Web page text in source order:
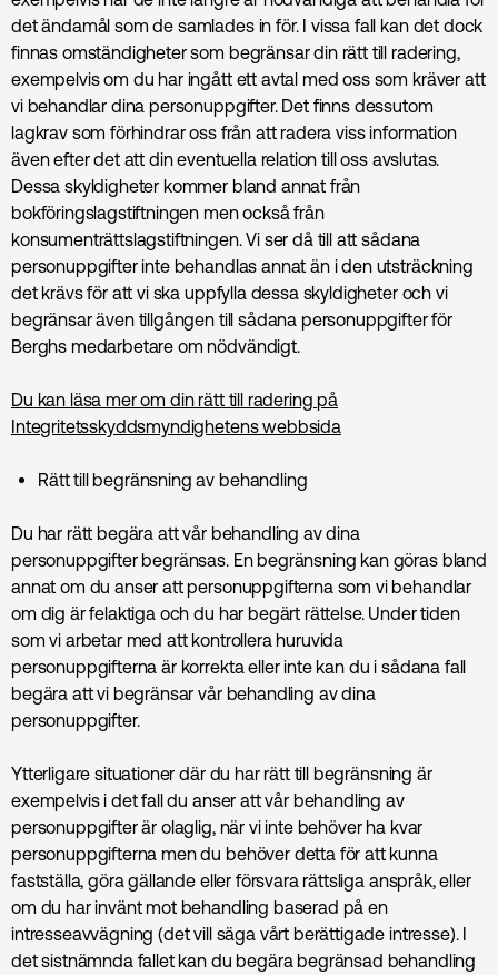
det ändamål som de samlades in för. I vissa fall kan det dock
finnas omständigheter som begränsar din rätt till radering,
exempelvis om du har ingått ett avtal med oss som kräver att
vi behandlar dina personuppgifter. Det finns dessutom
lagkrav som förhindrar oss från att radera viss information
även efter det att din eventuella relation till oss avslutas.
Dessa skyldigheter kommer bland annat från
bokföringslagstiftningen men också från
konsumenträttslagstiftningen. Vi ser då till att sådana
personuppgifter inte behandlas annat än i den utsträckning
det krävs för att vi ska uppfylla dessa skyldigheter och vi
begränsar även tillgången till sådana personuppgifter för
Berghs medarbetare om nödvändigt.
Du kan läsa mer om din rätt till radering på
Integritetsskyddsmyndighetens webbsida
Rätt till begränsning av behandling
Du har rätt begära att vår behandling av dina
personuppgifter begränsas. En begränsning kan göras bland
annat om du anser att personuppgifterna som vi behandlar
om dig är felaktiga och du har begärt rättelse. Under tiden
som vi arbetar med att kontrollera huruvida
personuppgifterna är korrekta eller inte kan du i sådana fall
begära att vi begränsar vår behandling av dina
personuppgifter.
Ytterligare situationer där du har rätt till begränsning är
exempelvis i det fall du anser att vår behandling av
personuppgifter är olaglig, när vi inte behöver ha kvar
personuppgifterna men du behöver detta för att kunna
fastställa, göra gällande eller försvara rättsliga anspråk, eller
om du har invänt mot behandling baserad på en
intresseavvägning (det vill säga vårt berättigade intresse). I
det sistnämnda fallet kan du begära begränsad behandling